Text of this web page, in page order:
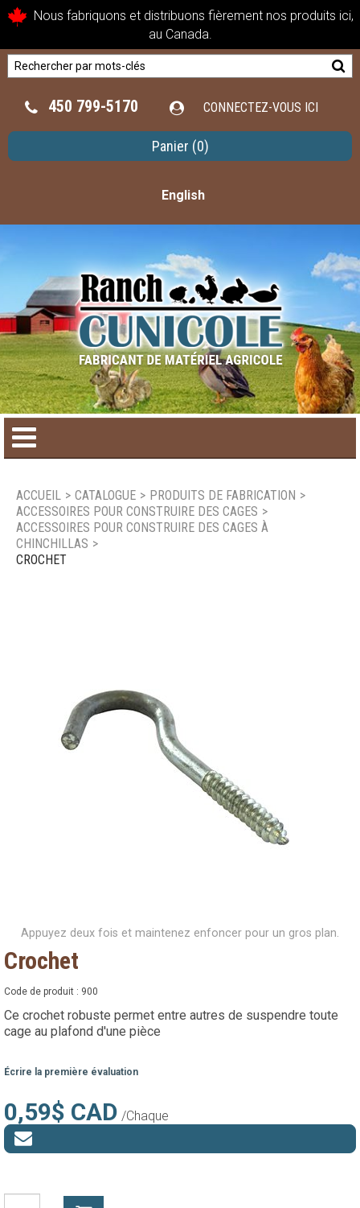
Nous fabriquons et distribuons fièrement nos produits ici,
au Canada.
450 799-5170 CONNECTEZ-VOUS ICI
Panier (0)
English
Catalogue de produit
ACCUEIL > CATALOGUE > PRODUITS DE FABRICATION >
ACCESSOIRES POUR CONSTRUIRE DES CAGES >
ACCESSOIRES POUR CONSTRUIRE DES CAGES À
CHINCHILLAS >
CROCHET
Appuyez deux fois et maintenez enfoncer pour un gros plan.
Crochet
Code de produit : 900
Ce crochet robuste permet entre autres de suspendre toute
cage au plafond d'une pièce
Écrire la première évaluation
0,59$ CAD /Chaque